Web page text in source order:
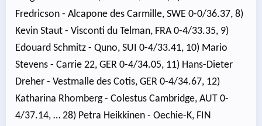
Fredricson - Alcapone des Carmille, SWE 0-0/36.37, 8)
Kevin Staut - Visconti du Telman, FRA 0-4/33.35, 9)
Edouard Schmitz - Quno, SUI 0-4/33.41, 10) Mario
Stevens - Carrie 22, GER 0-4/34.05, 11) Hans-Dieter
Dreher - Vestmalle des Cotis, GER 0-4/34.67, 12)
Katharina Rhomberg - Colestus Cambridge, AUT 0-
4/37.14, … 28) Petra Heikkinen - Oechie-K, FIN